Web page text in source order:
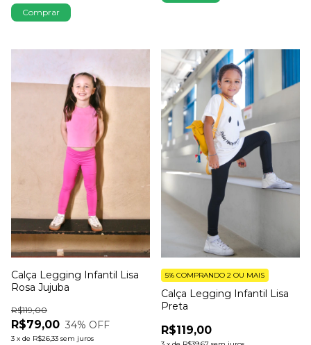
Comprar
Calça Legging Infantil Lisa
Rosa Jujuba
R$79,00
R$119,00
34% OFF
3 x de R$26,33 sem juros
Calça Legging Infantil Lisa
Preta
R$119,00
5% COMPRANDO 2 OU MAIS